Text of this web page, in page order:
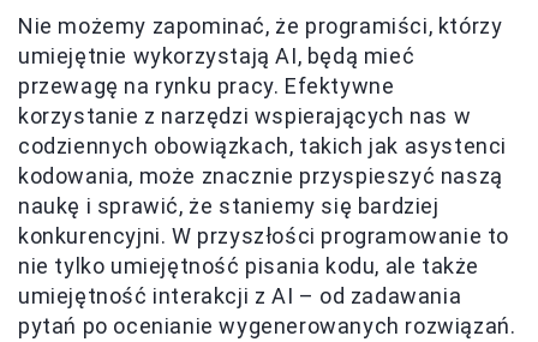
Nie możemy zapominać, że programiści, którzy
umiejętnie wykorzystają AI, będą mieć
przewagę na rynku pracy. Efektywne
korzystanie z narzędzi wspierających nas w
codziennych obowiązkach, takich jak asystenci
kodowania, może znacznie przyspieszyć naszą
naukę i sprawić, że staniemy się bardziej
konkurencyjni. W przyszłości programowanie to
nie tylko umiejętność pisania kodu, ale także
umiejętność interakcji z AI – od zadawania
pytań po ocenianie wygenerowanych rozwiązań.